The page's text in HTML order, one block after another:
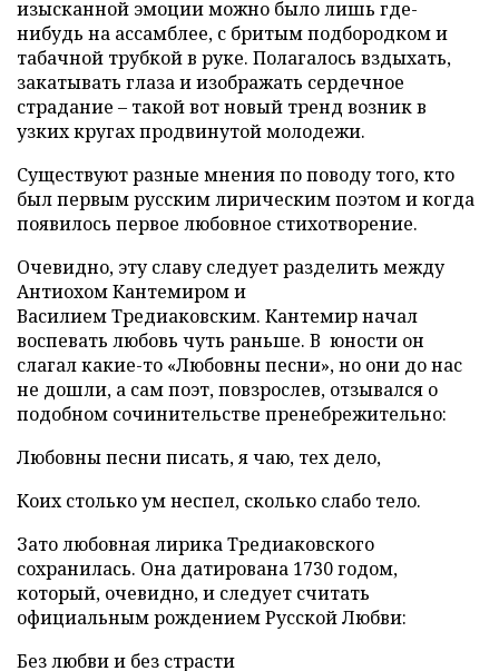
изысканной эмоции можно было лишь где-
нибудь на ассамблее, с бритым подбородком и
табачной трубкой в руке. Полагалось вздыхать,
закатывать глаза и изображать сердечное
страдание – такой вот новый тренд возник в
узких кругах продвинутой молодежи.
Существуют разные мнения по поводу того, кто
был первым русским лирическим поэтом и когда
появилось первое любовное стихотворение.
Очевидно, эту славу следует разделить между
Антиохом Кантемиром и
ВасилиемТредиаковским. Кантемир начал
воспевать любовь чуть раньше. В юности он
слагал какие-то «Любовны песни», но они до нас
не дошли, а сам поэт, повзрослев, отзывался о
подобном сочинительстве пренебрежительно:
Любовны песни писать, я чаю, тех дело,
Коих столько ум неспел, сколько слабо тело.
Зато любовная лирика Тредиаковского
сохранилась. Она датирована 1730 годом,
который, очевидно, и следует считать
официальным рождением Русской Любви:
Без любви и без страсти